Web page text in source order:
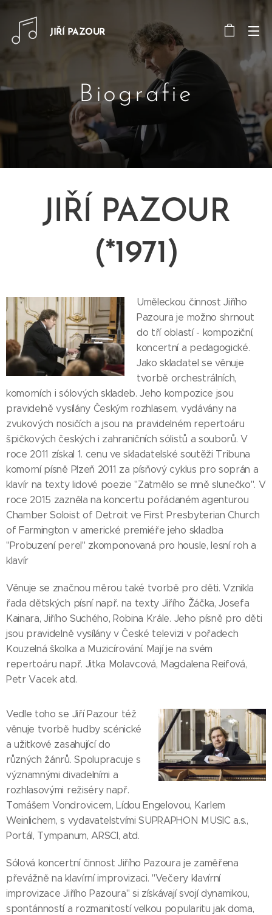
JIŘÍ PAZOUR
Biografie
JIŘÍ PAZOUR
(*1971)
Uměleckou činnost Jiřího
Pazoura je možno shrnout
do tří oblastí - kompoziční,
koncertní a pedagogické.
Jako skladatel se věnuje
tvorbě orchestrálních,
komorních i sólových skladeb. Jeho kompozice jsou
pravidelně vysílány Českým rozhlasem, vydávány na
zvukových nosičích a jsou na pravidelném repertoáru
špičkových českých i zahraničních sólistů a souborů. V
roce 2011 získal 1. cenu ve skladatelské soutěži Tribuna
komorní písně Plzeň 2011 za písňový cyklus pro soprán a
klavír na texty lidové poezie "Zatmělo se mně slunečko". V
roce 2015 zazněla na koncertu pořádaném agenturou
Chamber Soloist of Detroit ve First Presbyterian Church
of Farmington v americké premiéře jeho skladba
"Probuzení perel" zkomponovaná pro housle, lesní roh a
klavír
Věnuje se značnou měrou také tvorbě pro děti. Vznikla
řada dětských písní např. na texty Jiřího Žáčka, Josefa
Kainara, Jiřího Suchého, Robina Krále. Jeho písně pro děti
jsou pravidelně vysílány v České televizi v pořadech
Kouzelná školka a Muzicírování. Mají je na svém
repertoáru např. Jitka Molavcová, Magdalena Reifová,
Petr Vacek atd.
Vedle toho se Jiří Pazour též
věnuje tvorbě hudby scénické
a užitkové zasahující do
různých žánrů. Spolupracuje s
významnými divadelními a
rozhlasovými režiséry např.
Tomášem Vondrovicem, Lídou Engelovou, Karlem
Weinlichem, s vydavatelstvími SUPRAPHON MUSIC a.s.,
Portál, Tympanum, ARSCI, atd.
Sólová koncertní činnost Jiřího Pazoura je zaměřena
převážně na klavírní improvizaci. "Večery klavírní
improvizace Jiřího Pazoura" si získávají svojí dynamikou,
spontánností a rozmanitostí velkou popularitu jak doma,